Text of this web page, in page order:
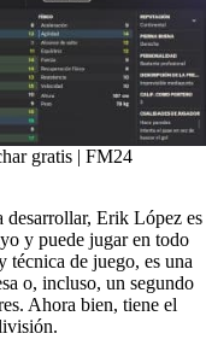
gratis | FM24
desarrollar, Erik López es
y puede jugar en todo
técnica de juego, es una
o, incluso, un segundo
Ahora bien, tiene el